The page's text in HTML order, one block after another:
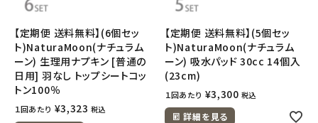
【定期便 送料無料】(6個セッ
ト)NaturaMoon(ナチュラム
ーン) 生理用ナプキン [普通の
日用] 羽なし トップシートコッ
トン100％
１回あたり ¥3,323 税込
【定期便 送料無料】(5個セッ
ト)NaturaMoon(ナチュラム
ーン) 吸水パッド 30cc 14個入
(23cm)
１回あたり ¥3,300 税込
詳細を見る